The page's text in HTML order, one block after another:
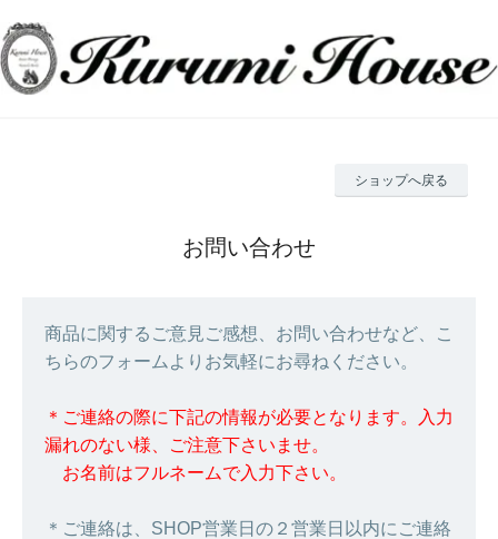
ショップへ戻る
お問い合わせ
商品に関するご意見ご感想、お問い合わせなど、こ
ちらのフォームよりお気軽にお尋ねください。
＊ご連絡の際に下記の情報が必要となります。入力
漏れのない様、ご注意下さいませ。
お名前はフルネームで入力下さい。
＊ご連絡は、SHOP営業日の２営業日以内にご連絡